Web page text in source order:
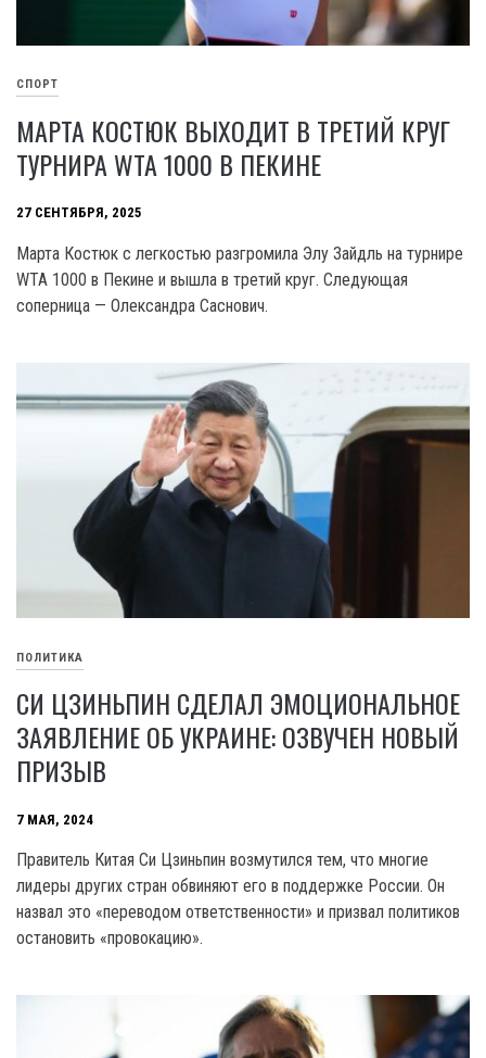
СПОРТ
МАРТА КОСТЮК ВЫХОДИТ В ТРЕТИЙ КРУГ
ТУРНИРА WTA 1000 В ПЕКИНЕ
27 СЕНТЯБРЯ, 2025
Марта Костюк с легкостью разгромила Элу Зайдль на турнире
WTA 1000 в Пекине и вышла в третий круг. Следующая
соперница — Олександра Саснович.
ПОЛИТИКА
СИ ЦЗИНЬПИН СДЕЛАЛ ЭМОЦИОНАЛЬНОЕ
ЗАЯВЛЕНИЕ ОБ УКРАИНЕ: ОЗВУЧЕН НОВЫЙ
ПРИЗЫВ
7 МАЯ, 2024
Правитель Китая Си Цзиньпин возмутился тем, что многие
лидеры других стран обвиняют его в поддержке России. Он
назвал это «переводом ответственности» и призвал политиков
остановить «провокацию».